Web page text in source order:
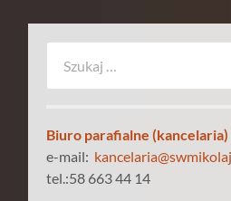
Biuro parafialne (kancelaria)
e-mail:
tel.:58 663 44 14